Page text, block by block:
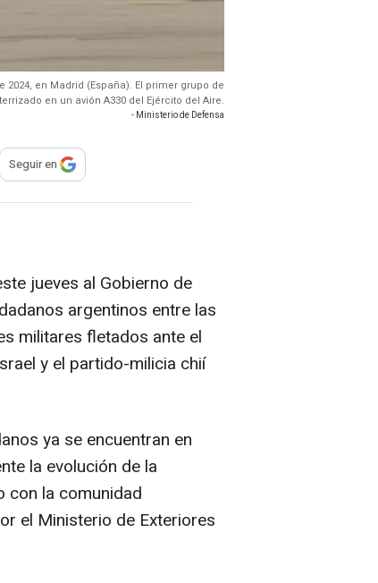
en Madrid (España). El primer grupo de
en un avión A330 del Ejército del Aire.
- Ministerio de Defensa
para compartir
Seguir en
jueves al Gobierno de
argentinos entre las
militares fletados ante el
y el partido-milicia chií
ya se encuentran en
la evolución de la
con la comunidad
el Ministerio de Exteriores